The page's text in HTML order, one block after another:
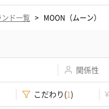
ンド一覧 > MOON（ムーン）
関係性
こだわり(1) ¥